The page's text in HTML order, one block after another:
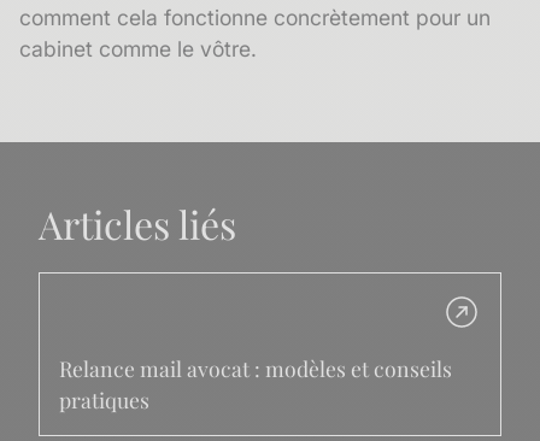
comment cela fonctionne concrètement pour un
cabinet comme le vôtre.
Articles liés
Relance mail avocat : modèles et conseils
pratiques